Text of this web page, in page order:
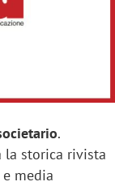
.
la storica rivista
media